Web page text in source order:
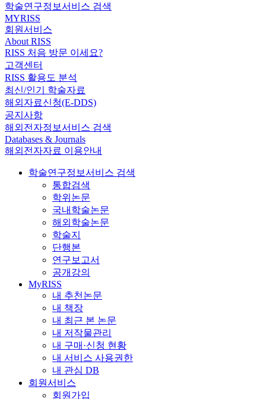
학술연구정보서비스 검색
MYRISS
회원서비스
About RISS
RISS 처음 방문 이세요?
고객센터
RISS 활용도 분석
최신/인기 학술자료
해외자료신청(E-DDS)
공지사항
해외전자정보서비스 검색
Databases & Journals
해외전자자료 이용안내
학술연구정보서비스 검색
통합검색
학위논문
국내학술논문
해외학술논문
학술지
단행본
연구보고서
공개강의
MyRISS
내 추천논문
내 책장
내 최근 본 논문
내 저작물관리
내 구매·신청 현황
내 서비스 사용권한
내 관심 DB
회원서비스
회원가입